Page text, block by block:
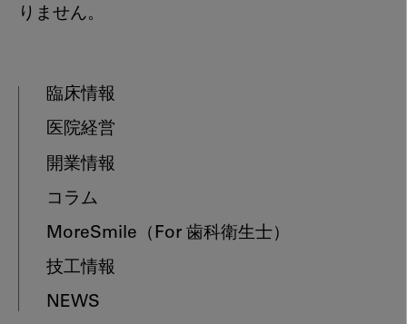
りません。
臨床情報
医院経営
開業情報
コラム
MoreSmile （For 歯科衛生士）
技工情報
NEWS